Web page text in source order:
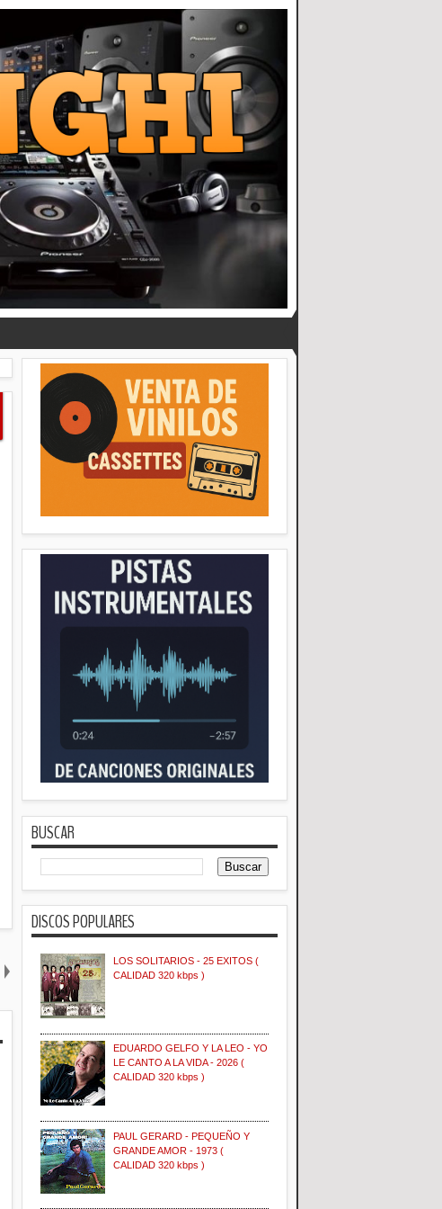
BUSCAR
DISCOS POPULARES
LOS SOLITARIOS - 25 EXITOS (
CALIDAD 320 kbps )
EDUARDO GELFO Y LA LEO - YO
LE CANTO A LA VIDA - 2026 (
CALIDAD 320 kbps )
PAUL GERARD - PEQUEÑO Y
GRANDE AMOR - 1973 (
CALIDAD 320 kbps )